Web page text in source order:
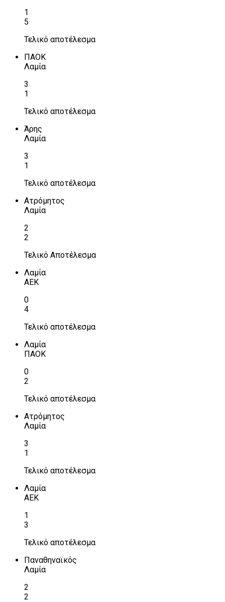
1
5
Τελικό αποτέλεσμα
ΠΑΟΚ
Λαμία
3
1
Τελικό αποτέλεσμα
Άρης
Λαμία
3
1
Τελικό αποτέλεσμα
Ατρόμητος
Λαμία
2
2
Τελικό Αποτέλεσμα
Λαμία
ΑΕΚ
0
4
Τελικό αποτέλεσμα
Λαμία
ΠΑΟΚ
0
2
Τελικό αποτέλεσμα
Ατρόμητος
Λαμία
3
1
Τελικό αποτέλεσμα
Λαμία
ΑΕΚ
1
3
Τελικό αποτέλεσμα
Παναθηναϊκός
Λαμία
2
2